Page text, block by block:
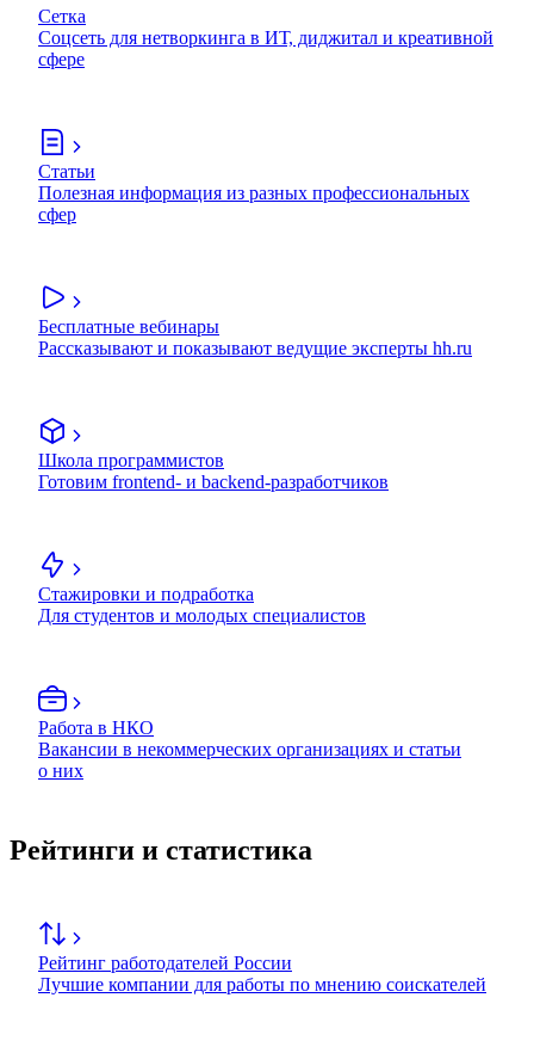
Сетка
Соцсеть для нетворкинга в ИТ, диджитал и креативной
сфере
Статьи
Полезная информация из разных профессиональных
сфер
Бесплатные вебинары
Рассказывают и показывают ведущие эксперты hh.ru
Школа программистов
Готовим frontend- и backend-разработчиков
Стажировки и подработка
Для студентов и молодых специалистов
Работа в НКО
Вакансии в некоммерческих организациях и статьи
о них
Рейтинги и статистика
Рейтинг работодателей России
Лучшие компании для работы по мнению соискателей